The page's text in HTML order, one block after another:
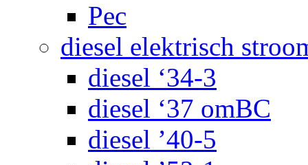
Pec
diesel elektrisch
diesel ‘34-3
diesel ‘37 omBC
diesel ’40-5